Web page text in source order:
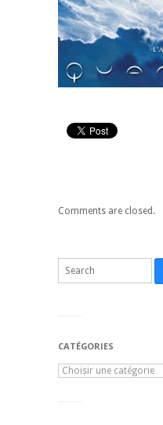
Comments are closed.
CATÉGORIES